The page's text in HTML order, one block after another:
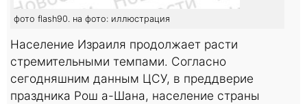
фото flash90. на фото: иллюстрация
Население Израиля продолжает расти
стремительными темпами. Согласно
сегодняшним данным ЦСУ, в преддверие
праздника Рош а-Шана, население страны